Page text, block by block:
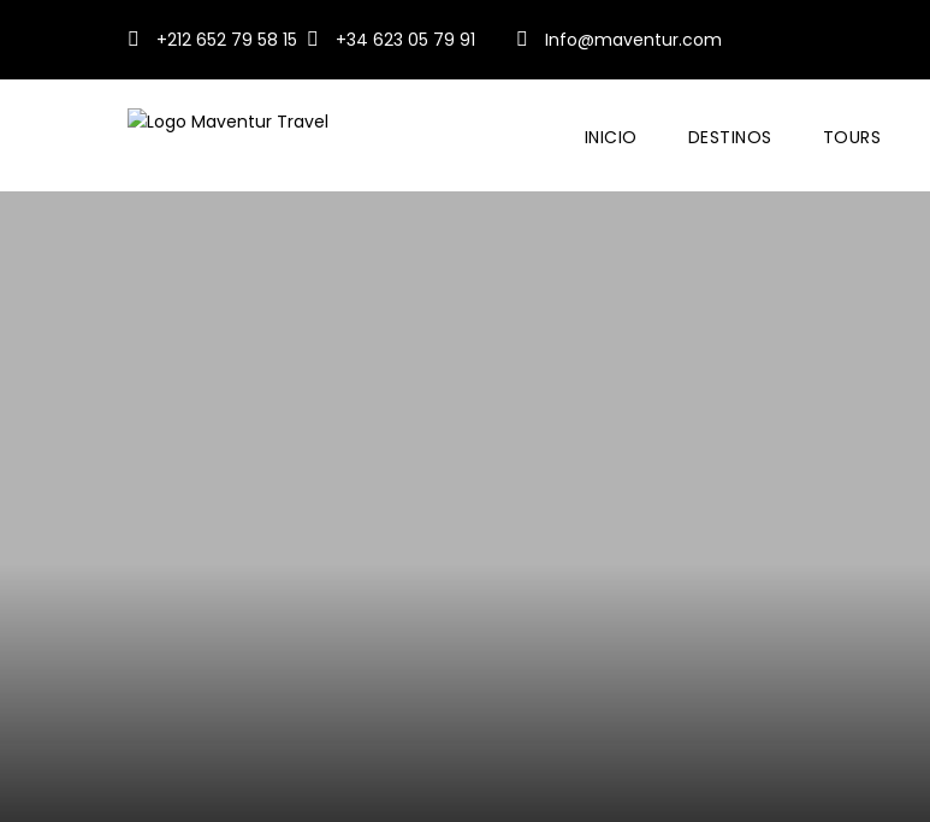
+212 652 79 58 15 +34 623 05 79 91 Info@maventur.com
INICIO DESTINOS TOURS